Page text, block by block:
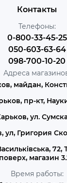
Контакты
Телефоны:
0-800-33-45-25
050-603-63-64
098-700-10-20
Адреса
майдан,
пр-кт,
ул.
ул, Григория
поверх, магазин
Время работы: